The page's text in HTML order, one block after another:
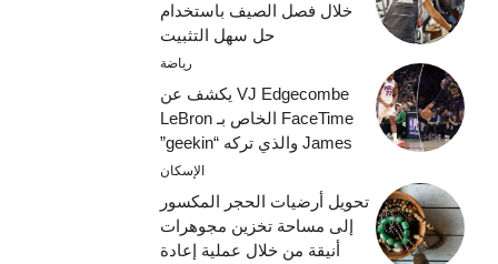
خلال فصل الصيف باستخدام
حل سهل التثبيت
رياضة
VJ Edgecombe يكشف عن
FaceTime الخاص بـ LeBron
James والذي تركه “geekin”
الإسكان
تحويل أرضيات الحجر المكسور
إلى مساحة تخزين مجوهرات
أنيقة من خلال عملية إعادة